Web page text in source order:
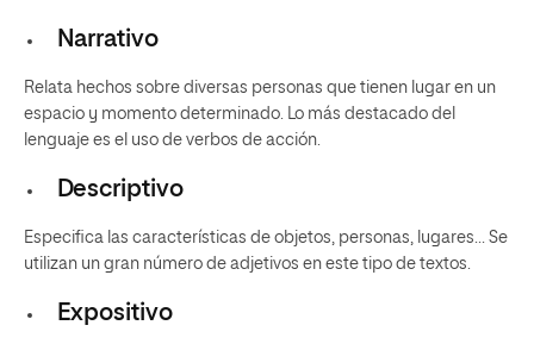
Narrativo
Relata hechos sobre diversas personas que tienen lugar en un
espacio y momento determinado. Lo más destacado del
lenguaje es el uso de verbos de acción.
Descriptivo
Especifica las características de objetos, personas, lugares… Se
utilizan un gran número de adjetivos en este tipo de textos.
Expositivo